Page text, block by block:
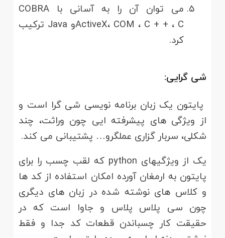
می توان آن را به آسانی با COBRA
ActiveX، COM ، C + + ، Cو Java ترکیب
کرد.
شی گرایی:
پایتون یک زبان برنامه نویسی شی گرا است و
از ویژگی های پیشرفته ایی چون وراثت، چند
شکلی، سربار گزاری عملگرو… پشتیبانی می کند.
یک از ویژگیهای python که لقب چسب را برای
پایتون به ارمغان آورده امکان استفاده از کد ها
و کلاس های نوشته شده در زبان های دیگری
چون سی پلاس پلاس و جاوا است که در
حقیقت کار چسباندن قطعات کد جدا و فقط